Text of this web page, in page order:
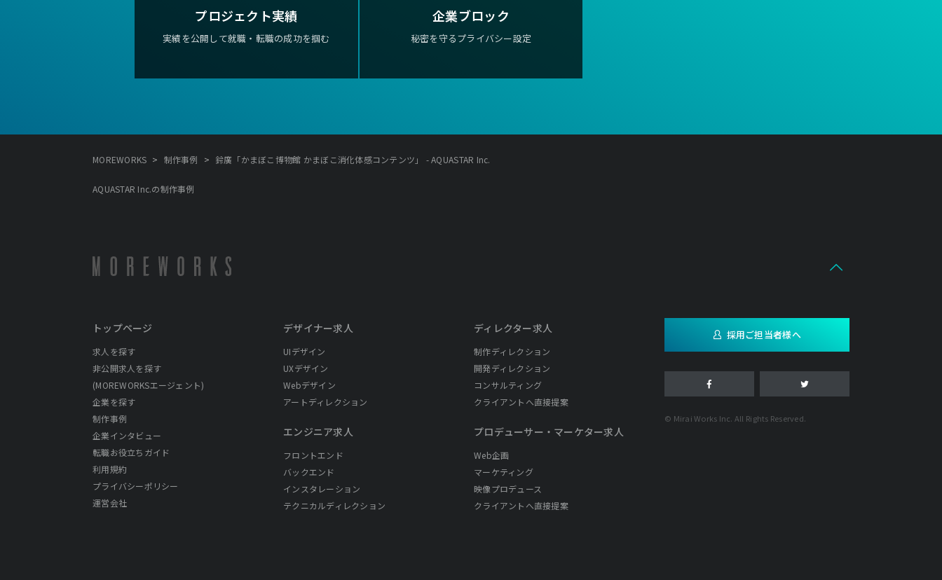
プロジェクト実績
実績を公開して就職・転職の成功を掴む
企業ブロック
秘密を守るプライバシー設定
MOREWORKS > 制作事例 > 鈴廣「かまぼこ博物館 かまぼこ消化体感コンテンツ」 - AQUASTAR Inc.
AQUASTAR Inc.の制作事例
トップページ
求人を探す
非公開求人を探す
(MOREWORKSエージェント)
企業を探す
制作事例
企業インタビュー
転職お役立ちガイド
利用規約
プライバシーポリシー
運営会社
デザイナー求人
UIデザイン
UXデザイン
Webデザイン
アートディレクション
エンジニア求人
フロントエンド
バックエンド
インスタレーション
テクニカルディレクション
ディレクター求人
制作ディレクション
開発ディレクション
コンサルティング
クライアントへ直接提案
プロデューサー・ マーケター求人
Web企画
マーケティング
映像プロデュース
クライアントへ直接提案
採用ご担当者様へ
© Mirai Works Inc. All Rights Reserved.